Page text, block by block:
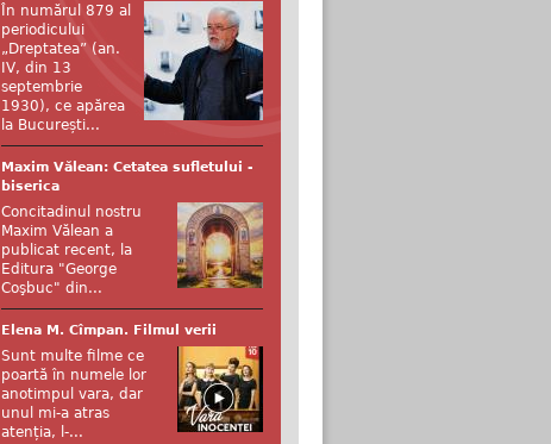
În numărul 879 al
periodicului
„Dreptatea” (an.
IV, din 13
septembrie
1930), ce apărea
la București...
Maxim Vălean: Cetatea sufletului -
biserica
Concitadinul nostru
Maxim Vălean a
publicat recent, la
Editura "George
Coşbuc" din...
Elena M. Cîmpan. Filmul verii
Sunt multe filme ce
poartă în numele lor
anotimpul vara, dar
unul mi-a atras
atenția, l-...